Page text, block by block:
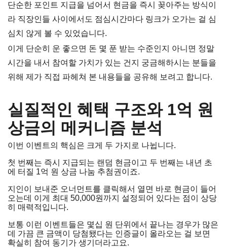
단순한 포인트 지급을 넘어서 현금을 즉시 꽂아주는 방식이
라 직장인들 사이에서도 점심시간마다 링크가 오가는 걸 심
심치 않게 볼 수 있었습니다.
이게 단순히 운 좋으면 돈 몇 푼 받는 수준인지 아니면 정말
시간을 내서 참여할 가치가 있는 건지 궁금해하시는 분들을
위해 제가 직접 파헤쳐 본 내용들을 공유해 보려고 합니다.
실질적인 혜택 구조와 1억 원
상금의 메커니즘 분석
이번 이벤트의 핵심은 크게 두 가지로 나뉩니다.
첫 번째는 즉시 지급되는 랜덤 현금이고 두 번째는 내년 초
에 터질 1억 원 상금 나눔 추첨권이죠.
지인이 보내준 오너먼트를 클릭해서 열면 바로 현금이 들어
오는데 이게 최대 50,000원까지 설정되어 있다는 점이 상당
히 매력적입니다.
보통 이런 이벤트들은 몇십 원 단위에서 끝나는 경우가 많은
데 가끔 큰 금액이 당첨됐다는 인증글이 올라오는 걸 보면
확실히 참여 동기가 생기더라고요.